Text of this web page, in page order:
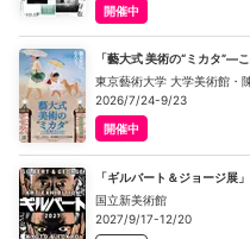
開催中
「藝大式 美術の“ミカタ”―
東京藝術大学 大学美術館・
2026/7/24-9/23
開催中
「ギルバート＆ジョージ展」
国立新美術館
2027/9/17-12/20